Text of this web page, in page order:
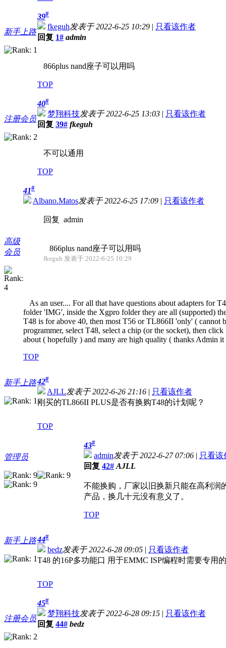
新手上路
39#
fkeguh发表于 2022-6-25 10:29 | 只看该作者
回复 1# admin
866plus nand座子可以用吗
TOP
注册会员
40#
梦翔科技发表于 2022-6-25 13:03 | 只看该作者
回复 39# fkeguh
不可以通用
TOP
高级
会员
41#
Albano.Matos发表于 2022-6-25 17:09 | 只看该作者
回复 admin
866plus nand座子可以用吗
fkeguh 发表于 2022-6-25 10:29
As an user.... For all that have questions about adapters for
folder 'IMG', inside the Xgpro folder they are all (supported)
T48 is for above 40, then most T56 or TL866II 'only' ( cannot
programmer, select T48, select a chip (or the socket), then
about ( hopefully ) and many are high quality ( thanks Admin
TOP
新手上路42#
AJLL发表于 2022-6-26 21:16 | 只看该作者
刚买的TL866II PLUS是否有换购T48的计划呢？
TOP
管理员
43#
admin发表于 2022-6-27 07:06 | 只看该
回复 42# AJLL
不能换购，厂家以旧换新只能在高利润
产品，换几十元没有意义了。
TOP
新手上路44#
bedz发表于 2022-6-28 09:05 | 只看该作者
T48 的16P多功能口 用于EMMC ISP编程时需要专用
TOP
注册会员
45#
梦翔科技发表于 2022-6-28 09:15 | 只看该作者
回复 44# bedz